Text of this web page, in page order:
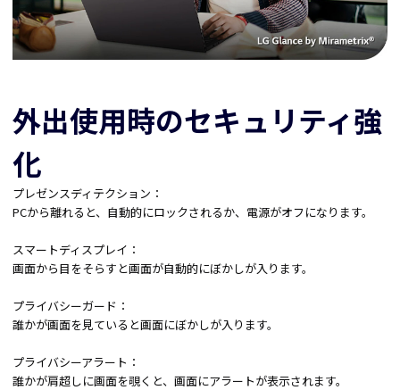
外出使用時のセキュリティ強
化
プレゼンスディテクション：
PCから離れると、自動的にロックされるか、電源がオフになります。
スマートディスプレイ：
画面から目をそらすと画面が自動的にぼかしが入ります。
プライバシーガード：
誰かが画面を見ていると画面にぼかしが入ります。
プライバシーアラート：
誰かが肩超しに画面を覗くと、画面にアラートが表示されます。